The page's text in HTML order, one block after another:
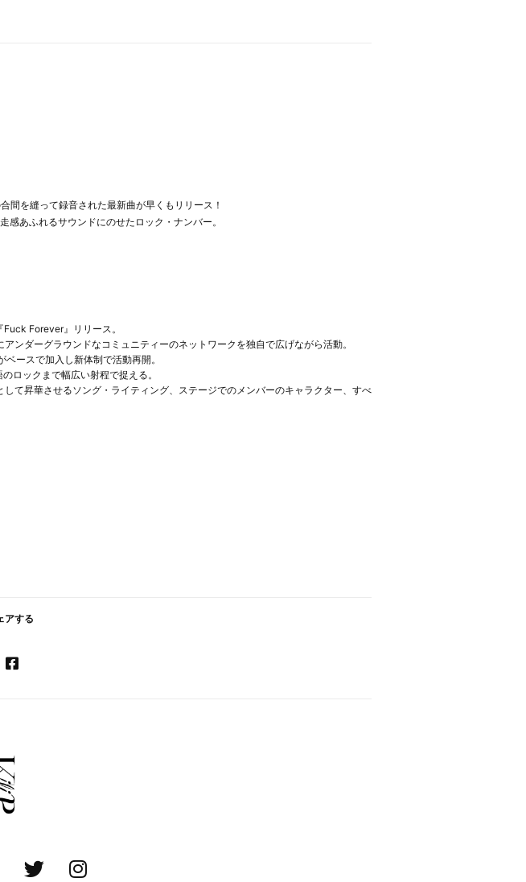
間を縫って録音された最新曲が早くもリリース！
あふれるサウンドにのせたロック・ナンバー。
Forever』リリース。
ンダーグラウンドなコミュニティーのネットワークを独自で広げながら活動。
ースで加入し新体制で活動再開。
ロックまで幅広い射程で捉える。
て昇華させるソング・ライティング、ステージでのメンバーのキャラクター、すべ
アする